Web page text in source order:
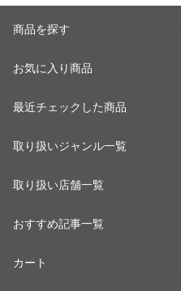
商品を探す
お気に入り商品
最近チェックした商品
取り扱いジャンル一覧
取り扱い店舗一覧
おすすめ記事一覧
カート